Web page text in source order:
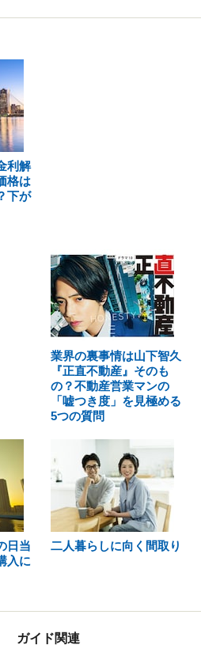
利解
格は
下が
業界の裏事情は山下智久
『正直不動産』そのも
の？不動産営業マンの
「嘘つき度」を見極める
5つの質問
日当
入に
二人暮らしに向く間取り
ガイド関連